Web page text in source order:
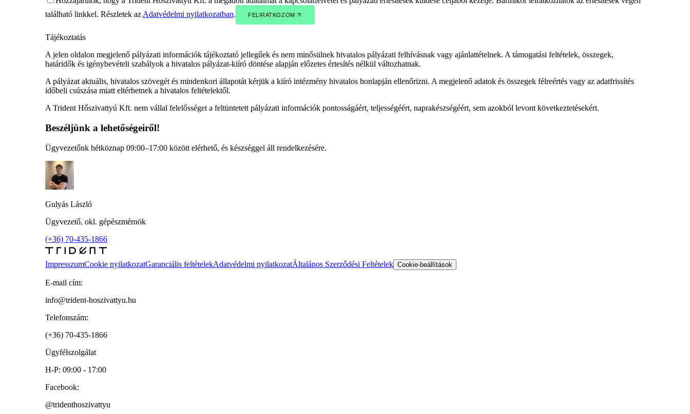
található linkkel. Részletek az Adatvédelmi nyilatkozatban. FELIRATKOZOM
Tájékoztatás
A jelen oldalon megjelenő pályázati információk tájékoztató jellegűek és nem minősülnek hivatalos pályázati felhívásnak vagy ajánlattételnek. A támogatási feltételek, összegek,
határidők és igénybevételi szabályok a hivatalos pályázat-kiíró döntése alapján előzetes értesítés nélkül változhatnak.
A pályázat aktuális, hivatalos szövegét és mindenkori állapotát kérjük a kiíró intézmény hivatalos honlapján ellenőrizni. A megjelenő adatok és összegek félreértés vagy az adatfrissítés
időbeli csúszása miatt eltérhetnek a hivatalos feltételektől.
A Trident Hőszivattyú Kft. nem vállal felelősséget a feltüntetett pályázati információk pontosságáért, teljességéért, naprakészségéért, sem azokból levont következtetésekért.
Beszéljünk a lehetőségeiről!
Ügyvezetőnk hétköznap 09:00–17:00 között elérhető, és készséggel áll rendelkezésére.
Gulyás László
Ügyvezető, okl. gépészmérnök
(+36) 70-435-1866
ImpresszumCookie nyilatkozatGaranciális feltételekAdatvédelmi nyilatkozatÁltalános Szerződési Feltételek Cookie-beállítások
E-mail cím:
info@trident-hoszivattyu.hu
Telefonszám:
(+36) 70-435-1866
Ügyfélszolgálat
H-P: 09:00 - 17:00
Facebook:
@tridenthoszivattyu